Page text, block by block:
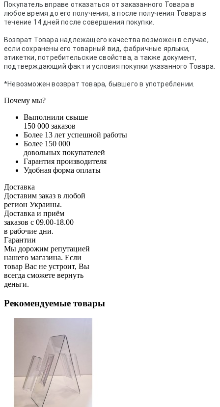
Покупатель вправе отказаться от заказанного Товара в
любое время до его получения, а после получения Товара в
течение 14 дней после совершения покупки.
Возврат Товара надлежащего качества возможен в случае,
если сохранены его товарный вид, фабричные ярлыки,
этикетки, потребительские свойства, а также документ,
подтверждающий факт и условия покупки указанного Товара.
*Невозможен возврат товара, бывшего в употреблении.
Почему мы?
Выполнили свыше
150 000 заказов
Более 13 лет успешной работы
Более 150 000
довольных покупателей
Гарантия производителя
Удобная форма оплаты
Доставка
Доставим заказ в любой
регион Украины.
Доставка и приём
заказов с 09.00-18.00
в рабочие дни.
Гарантии
Мы дорожим репутацией
нашего магазина. Если
товар Вас не устроит, Вы
всегда сможете вернуть
деньги.
Рекомендуемые товары